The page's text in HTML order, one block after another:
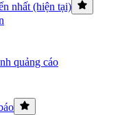
nhất (hiện tại)
quảng cáo